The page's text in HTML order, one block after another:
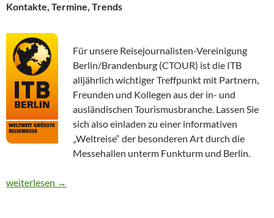
Kontakte, Termine, Trends
Für unsere Reisejournalisten-Vereinigung
Berlin/Brandenburg (CTOUR) ist die ITB
alljährlich wichtiger Treffpunkt mit Partnern,
Freunden und Kollegen aus der in- und
ausländischen Tourismusbranche. Lassen Sie
sich also einladen zu einer informativen
„Weltreise“ der besonderen Art durch die
Messehallen unterm Funkturm und Berlin.
CTOUR-Impressionen von der 46. ITB (3): Weltreise unterm
weiterlesen →